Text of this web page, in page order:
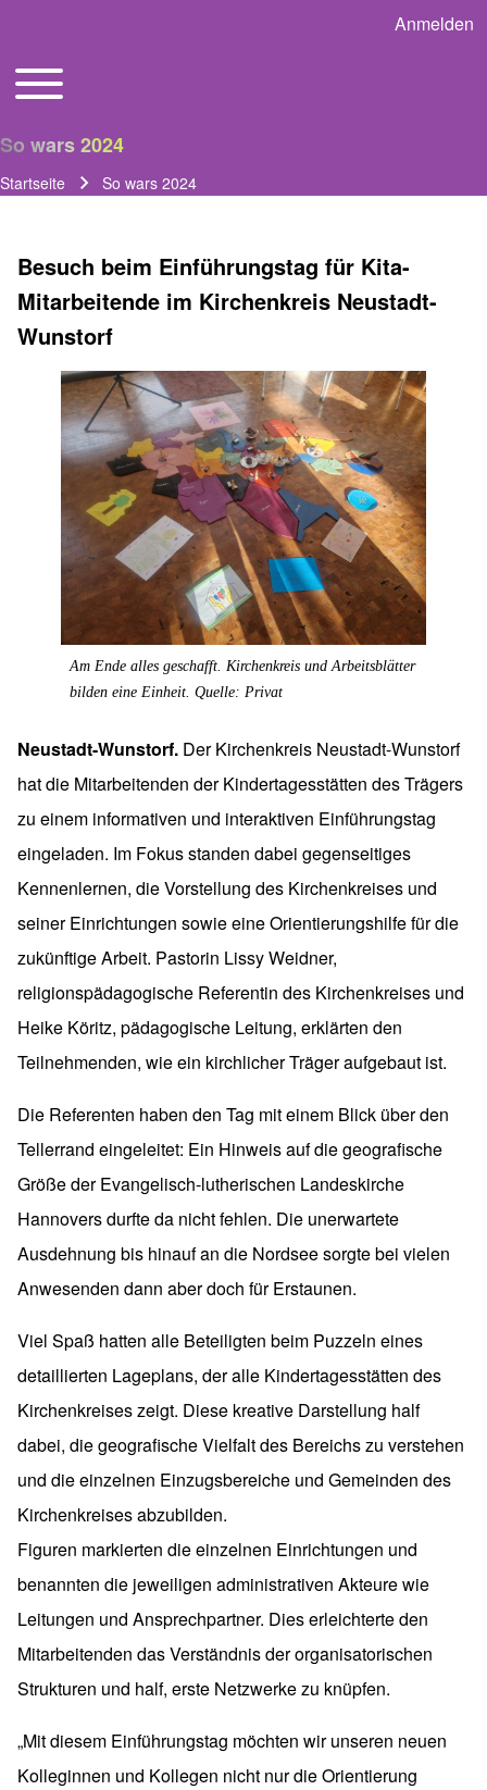
User
Anmelden
Main navigation
Toggle main menu
So wars 2024
Pfadnavigation
Startseite So wars 2024
Besuch beim Einführungstag für Kita-
Mitarbeitende im Kirchenkreis Neustadt-
Wunstorf
Am Ende alles geschafft. Kirchenkreis und Arbeitsblätter
bilden eine Einheit. Quelle: Privat
Neustadt-Wunstorf. Der Kirchenkreis Neustadt-Wunstorf
hat die Mitarbeitenden der Kindertagesstätten des Trägers
zu einem informativen und interaktiven Einführungstag
eingeladen. Im Fokus standen dabei gegenseitiges
Kennenlernen, die Vorstellung des Kirchenkreises und
seiner Einrichtungen sowie eine Orientierungshilfe für die
zukünftige Arbeit. Pastorin Lissy Weidner,
religionspädagogische Referentin des Kirchenkreises und
Heike Köritz, pädagogische Leitung, erklärten den
Teilnehmenden, wie ein kirchlicher Träger aufgebaut ist.
Die Referenten haben den Tag mit einem Blick über den
Tellerrand eingeleitet: Ein Hinweis auf die geografische
Größe der Evangelisch-lutherischen Landeskirche
Hannovers durfte da nicht fehlen. Die unerwartete
Ausdehnung bis hinauf an die Nordsee sorgte bei vielen
Anwesenden dann aber doch für Erstaunen.
Viel Spaß hatten alle Beteiligten beim Puzzeln eines
detaillierten Lageplans, der alle Kindertagesstätten des
Kirchenkreises zeigt. Diese kreative Darstellung half
dabei, die geografische Vielfalt des Bereichs zu verstehen
und die einzelnen Einzugsbereiche und Gemeinden des
Kirchenkreises abzubilden.
Figuren markierten die einzelnen Einrichtungen und
benannten die jeweiligen administrativen Akteure wie
Leitungen und Ansprechpartner. Dies erleichterte den
Mitarbeitenden das Verständnis der organisatorischen
Strukturen und half, erste Netzwerke zu knüpfen.
„Mit diesem Einführungstag möchten wir unseren neuen
Kolleginnen und Kollegen nicht nur die Orientierung